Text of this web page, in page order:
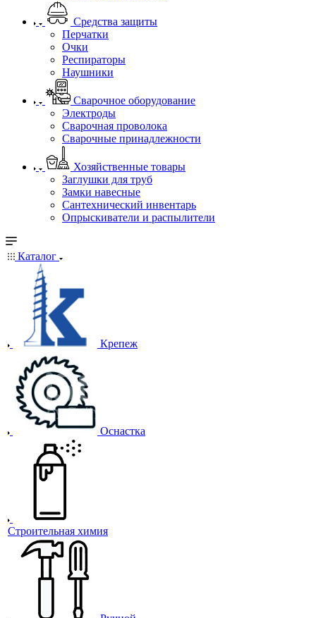
Средства защиты
Перчатки
Очки
Респираторы
Наушники
Сварочное оборудование
Электроды
Сварочная проволока
Сварочные принадлежности
Хозяйственные товары
Заглушки для труб
Замки навесные
Сантехнический инвентарь
Опрыскиватели и распылители
Каталог
Крепеж
Оснастка
Строительная химия